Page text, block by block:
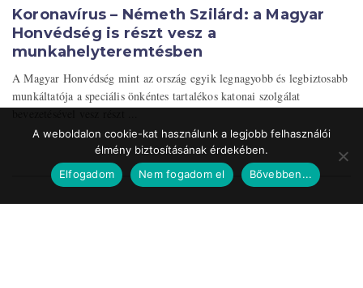
Koronavírus – Németh Szilárd: a Magyar
Honvédség is részt vesz a
munkahelyteremtésben
A Magyar Honvédség mint az ország egyik legnagyobb és legbiztosabb
munkáltatója a speciális önkéntes tartalékos katonai szolgálat
A weboldalon cookie-kat használunk a legjobb felhasználói
élmény biztosításának érdekében.
Elfogadom
Nem fogadom el Bővebben...